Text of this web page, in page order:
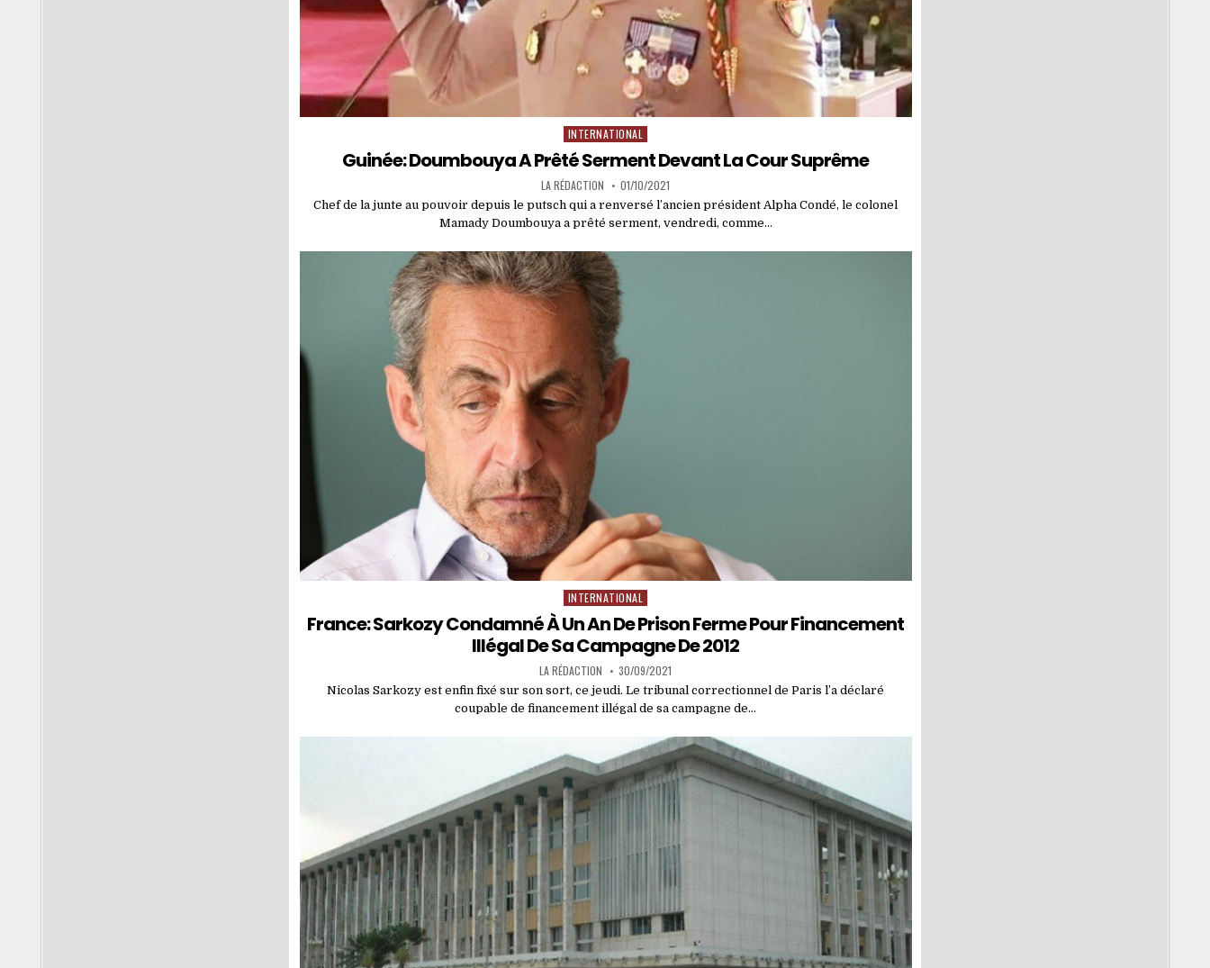
Posted
in
INTERNATIONAL
Guinée: Doumbouya A Prêté Serment Devant La Cour Suprême
LA RÉDACTION 01/10/2021
Chef de la junte au pouvoir depuis le putsch qui a renversé l’ancien président Alpha Condé, le colonel
Mamady Doumbouya a prêté serment, vendredi, comme…
Posted
in
INTERNATIONAL
France: Sarkozy Condamné À Un An De Prison Ferme Pour Financement
Illégal De Sa Campagne De 2012
LA RÉDACTION 30/09/2021
Nicolas Sarkozy est enfin fixé sur son sort, ce jeudi. Le tribunal correctionnel de Paris l’a déclaré
coupable de financement illégal de sa campagne de…